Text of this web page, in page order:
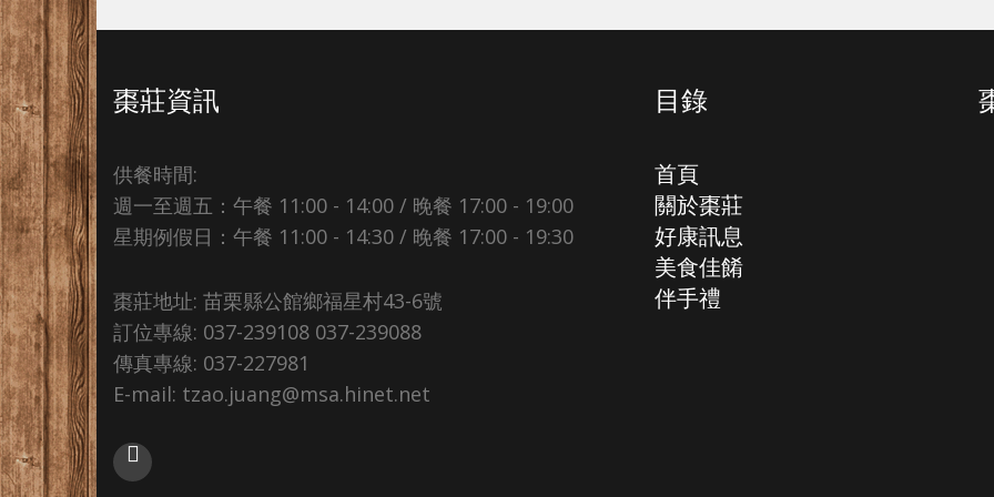
棗莊資訊
供餐時間:
週一至週五：午餐 11:00 - 14:00 / 晚餐 17:00 - 19:00
星期例假日：午餐 11:00 - 14:30 / 晚餐 17:00 - 19:30
棗莊地址: 苗栗縣公館鄉福星村43-6號
訂位專線: 037-239108 037-239088
傳真專線: 037-227981
E-mail: tzao.juang@msa.hinet.net
目錄
首頁
關於棗莊
好康訊息
美食佳餚
伴手禮